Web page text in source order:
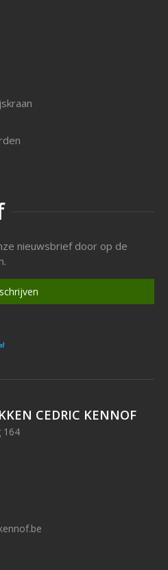
nieuwsbrief door op de
CEDRIC KENNOF
164